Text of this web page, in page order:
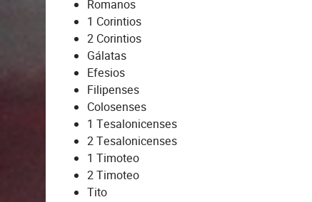
Romanos
1 Corintios
2 Corintios
Gálatas
Efesios
Filipenses
Colosenses
1 Tesalonicenses
2 Tesalonicenses
1 Timoteo
2 Timoteo
Tito